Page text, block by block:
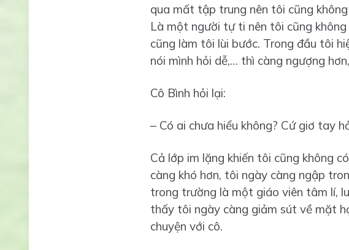
qua mất tập trung nên tôi cũng
Là một người tự ti nên tôi cũng
cũng làm tôi lùi bước. Trong đầu tôi
nói mình hỏi dễ,… thì càng ngượng
Cô Bình hỏi lại:
– Có ai chưa hiểu không? Cứ giơ tay
Cả lớp im lặng khiến tôi cũng không
càng khó hơn, tôi ngày càng ngập
trong trường là một giáo viên tâm lí,
thấy tôi ngày càng giảm sút về mặt
chuyện với cô.